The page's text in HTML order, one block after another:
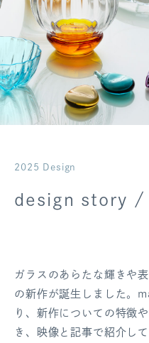
ロ
2025 Design
design story /
ガラスのあらたな輝きや
の新作が誕生しました。
り、新作についての特徴
き、映像と記事で紹介し